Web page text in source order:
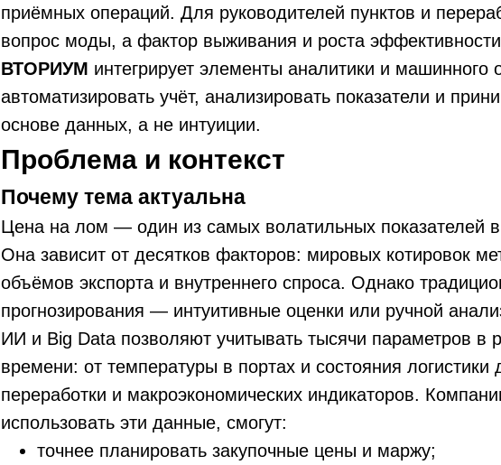
приёмных операций. Для руководителей пунктов и
вопрос моды, а фактор выживания и роста
ВТОРИУМ интегрирует элементы аналитики и машинного
автоматизировать учёт, анализировать показатели и
основе данных, а не интуиции.
Проблема и контекст
Почему тема актуальна
Цена на лом — один из самых волатильных показателей
Она зависит от десятков факторов: мировых котировок
объёмов экспорта и внутреннего спроса. Однако
прогнозирования — интуитивные оценки или ручной
ИИ и Big Data позволяют учитывать тысячи параметров в
времени: от температуры в портах и состояния логистики
переработки и макроэкономических индикаторов.
использовать эти данные, смогут:
точнее планировать закупочные цены и маржу;